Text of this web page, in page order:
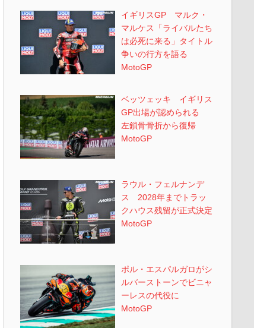
イギリスGP マルク・
マルケス「ライバルたち
は必死に来る」タイトル
争いの行方を語る
MotoGP
ベッツェッキ イギリス
GP出場が認められる
左鎖骨骨折から復帰
MotoGP
ラウル・フェルナンデ
ス 2028年までトラッ
クハウス残留が正式決定
MotoGP
ポル・エスパルガロがシ
ルバーストーンでビニャ
ーレスの代役に
MotoGP